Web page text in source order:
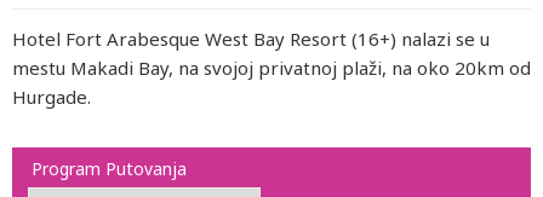
Hotel Fort Arabesque West Bay Resort (16+) nalazi se u
mestu Makadi Bay, na svojoj privatnoj plaži, na oko 20km od
Hurgade.
Program Putovanja